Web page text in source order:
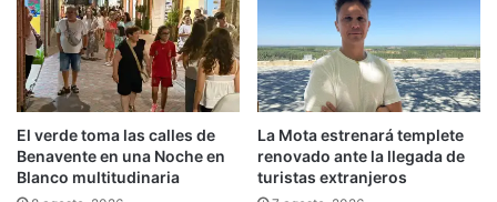
El verde toma las calles de
Benavente en una Noche en
Blanco multitudinaria
La Mota estrenará templete
renovado ante la llegada de
turistas extranjeros